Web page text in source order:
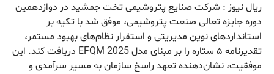
ریال نیوز : شرکت صنایع پتروشیمی تخت جمشید در دوازدهمین
دوره جایزه تعالی صنعت پتروشیمی، موفق شد با تکیه بر
استانداردهای نوین مدیریتی و استقرار نظام‌های بهبود مستمر،
تقدیرنامه ۵ ستاره را بر مبنای مدل EFQM 2025 دریافت کند. این
موفقیت، نشان‌دهنده تعهد راسخ سازمان به مسیر سرآمدی و